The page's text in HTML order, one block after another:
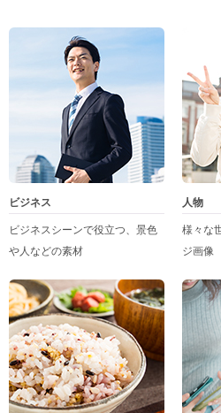
ビジネス
ビジネスシーンで役立つ、景色
や人などの素材
人物
様々な
ジ画像